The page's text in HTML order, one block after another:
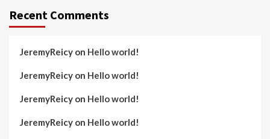
Recent Comments
JeremyReicy on Hello world!
JeremyReicy on Hello world!
JeremyReicy on Hello world!
JeremyReicy on Hello world!